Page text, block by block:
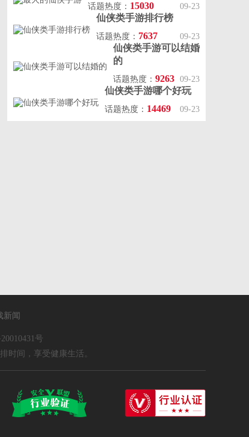
话题热度： 15030 09-23
仙侠类手游排行榜
话题热度： 7637 09-23
仙侠类手游可以结婚
的
话题热度： 9263 09-23
仙侠类手游哪个好玩
话题热度： 14469 09-23
新闻
号
时间，享受健康生活。